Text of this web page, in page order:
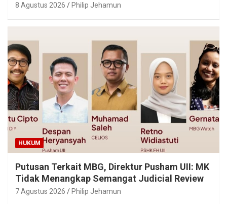
8 Agustus 2026 Philip Jehamun
HUKUM
Putusan Terkait MBG, Direktur Pusham UII: MK
Tidak Menangkap Semangat Judicial Review
7 Agustus 2026 Philip Jehamun